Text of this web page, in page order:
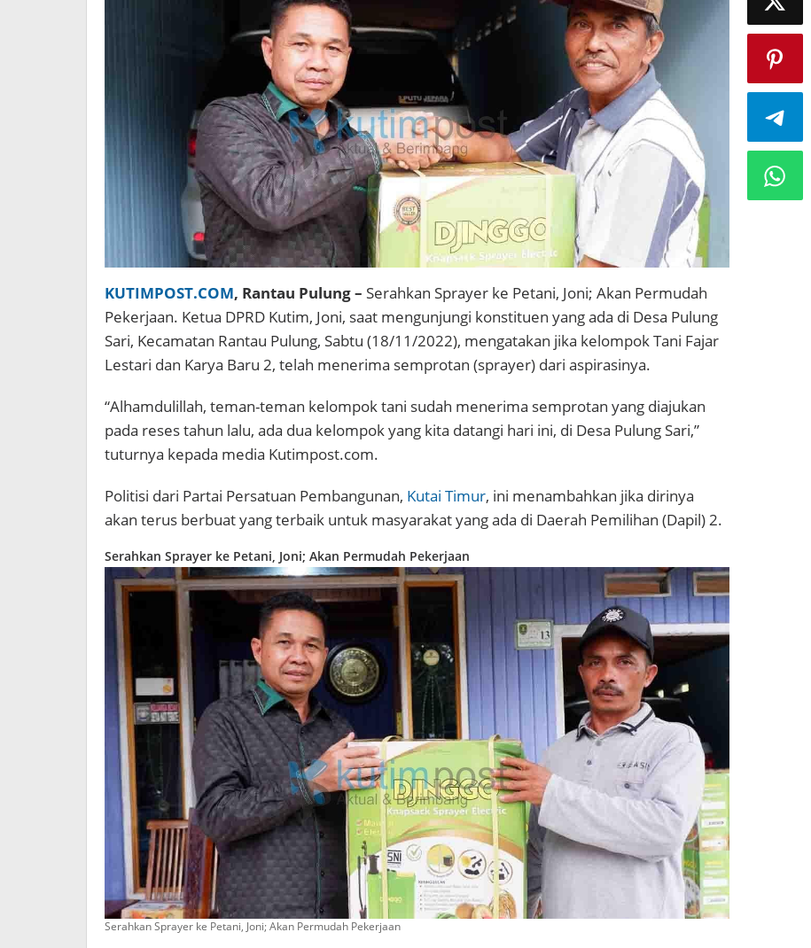
KUTIMPOST.COM, Rantau Pulung – Serahkan Sprayer ke Petani, Joni; Akan Permudah
Pekerjaan. Ketua DPRD Kutim, Joni, saat mengunjungi konstituen yang ada di Desa Pulung
Sari, Kecamatan Rantau Pulung, Sabtu (18/11/2022), mengatakan jika kelompok Tani Fajar
Lestari dan Karya Baru 2, telah menerima semprotan (sprayer) dari aspirasinya.
“Alhamdulillah, teman-teman kelompok tani sudah menerima semprotan yang diajukan
pada reses tahun lalu, ada dua kelompok yang kita datangi hari ini, di Desa Pulung Sari,”
tuturnya kepada media Kutimpost.com.
Politisi dari Partai Persatuan Pembangunan, Kutai Timur, ini menambahkan jika dirinya
akan terus berbuat yang terbaik untuk masyarakat yang ada di Daerah Pemilihan (Dapil) 2.
Serahkan Sprayer ke Petani, Joni; Akan Permudah Pekerjaan
Serahkan Sprayer ke Petani, Joni; Akan Permudah Pekerjaan